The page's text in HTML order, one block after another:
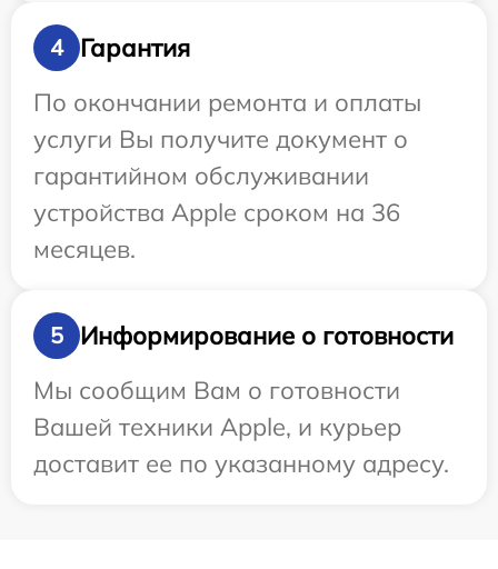
4
Гарантия
По окончании ремонта и оплаты
услуги Вы получите документ о
гарантийном обслуживании
устройства Apple сроком на 36
месяцев.
5
Информирование о готовности
Мы сообщим Вам о готовности
Вашей техники Apple, и курьер
доставит ее по указанному адресу.